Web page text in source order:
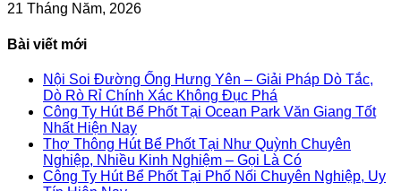
21 Tháng Năm, 2026
Bài viết mới
Nội Soi Đường Ống Hưng Yên – Giải Pháp Dò Tắc,
Dò Rò Rỉ Chính Xác Không Đục Phá
Công Ty Hút Bể Phốt Tại Ocean Park Văn Giang Tốt
Nhất Hiện Nay
Thợ Thông Hút Bể Phốt Tại Như Quỳnh Chuyên
Nghiệp, Nhiều Kinh Nghiệm – Gọi Là Có
Công Ty Hút Bể Phốt Tại Phố Nối Chuyên Nghiệp, Uy